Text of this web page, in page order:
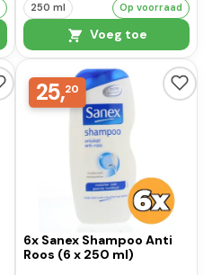
250 ml Op voorraad
Voeg toe
25,20
6x Sanex Shampoo Anti
Roos (6 x 250 ml)